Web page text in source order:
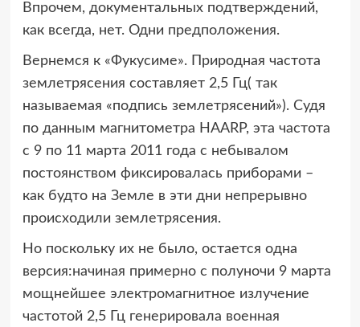
Впрочем, документальных подтверждений,
как всегда, нет. Одни предположения.
Вернемся к «Фукусиме». Природная частота
землетрясения составляет 2,5 Гц( так
называемая «подпись землетрясений»). Судя
по данным магнитометра HAARP, эта частота
с 9 по 11 марта 2011 года с небывалом
постоянством фиксировалась приборами –
как будто на Земле в эти дни непрерывно
происходили землетрясения.
Но поскольку их не было, остается одна
версия:начиная примерно с полуночи 9 марта
мощнейшее электромагнитное излучение
частотой 2,5 Гц генерировала военная